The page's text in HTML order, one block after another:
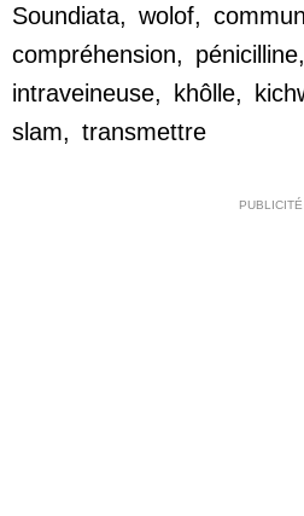
Soundiata, wolof,
compréhension, pénicilline,
intraveineuse, khôlle,
slam, transmettre
PUBLICITÉ